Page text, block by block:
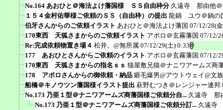
No.164 あおひと＠海法よけ藩国様 ＳＳ自由枠分 久遠寺 那由他＠
１５４金村佑華様ご依頼のＳＳ（自由枠）の提出 龍鍋 ユウ＠鍋の
伯牙さんからのご依頼イラスト あおひと＠海法よけ藩国 07/12/28(
170東西 天狐さまからのご依頼イラスト アポロ＠玄霧藩国 07/12/
Re:完成依頼物置き場４ 松井。@無所属 07/12/29(土) 0:33
177 あおひとさんからご依頼のイラスト アポロ＠玄霧藩国 07/12/
170東西 天狐さまからの指名ｓｓ 猫屋敷兄猫＠ナニワアームズ商
178 アポロさんからの御依頼・納品 癖毛爆男@アウトウェイ@文族
船橋＠キノウツン藩国様イラスト提出 萩野むつき＠レンジャー連邦
No.173 乃亜１型＠ナニワアームズ商藩国様ご依頼分自... 久遠寺 那
No.173 乃亜１型＠ナニワアームズ商藩国様ご依頼分訂... 久遠寺